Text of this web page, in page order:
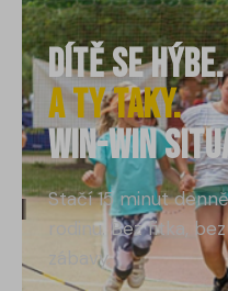
Dítě se hýbe.
a Ty taky.
win-win
Stačí 15 minut
rodinu. Bez fitka,
zábavy.